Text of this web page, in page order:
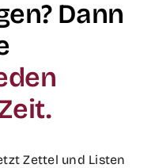
Dann
Zettel und Listen